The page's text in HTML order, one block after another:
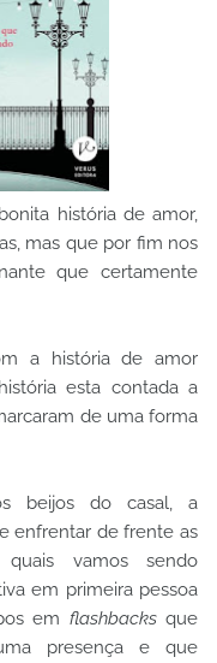
história de amor,
mas que por fim nos
que certamente
a história de amor
esta contada a
de uma forma
beijos do casal, a
enfrentar de frente as
vamos sendo
em primeira pessoa
em flashbacksque
presença e que